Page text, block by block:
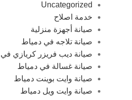
Uncategorized
خدمة اصلاح
صيانة أجهزة منزلية
صيانة تلاجه في دمياط
صيانة ديب فريزر كريازي
صيانة غسالة في دمياط
صيانة وايت بوينت دمياط
صيانة وايت ويل دمياط